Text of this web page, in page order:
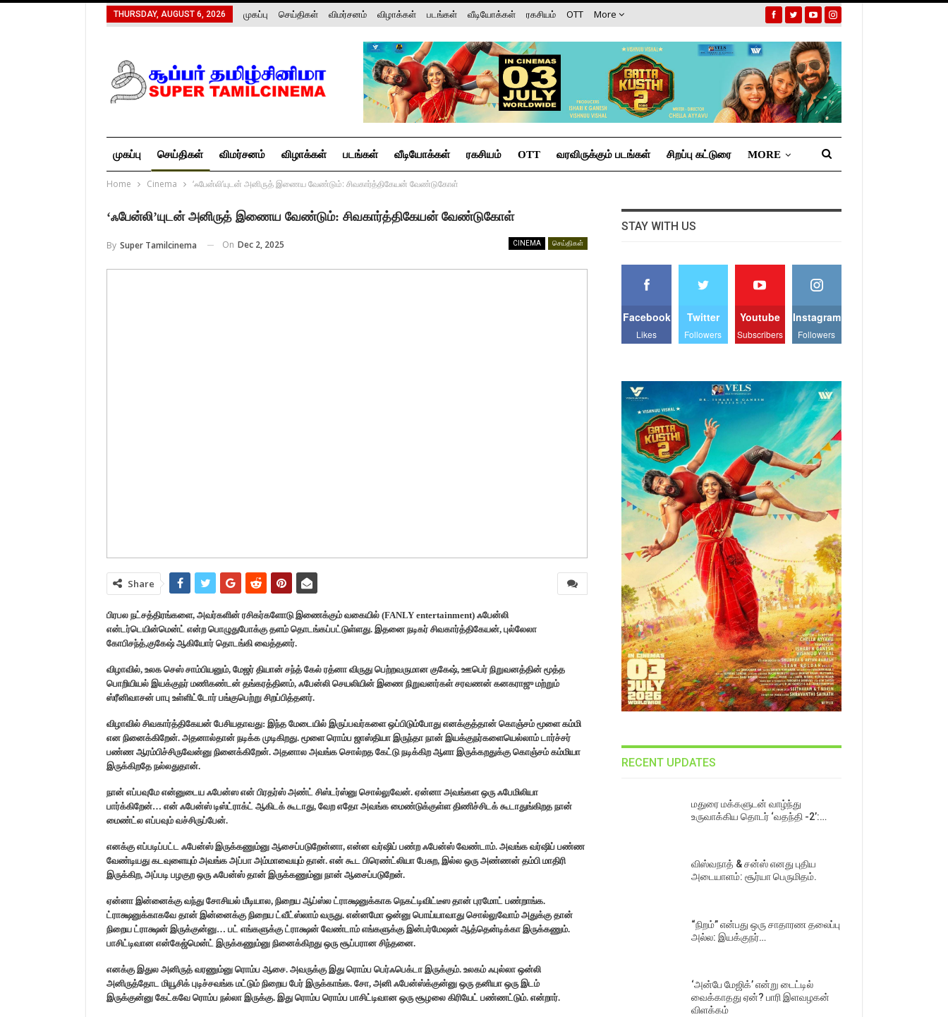
THURSDAY, AUGUST 6, 2026 முகப்பு செய்திகள் விமர்சனம் விழாக்கள் படங்கள் வீடியோக்கள் ரகசியம் OTT More
முகப்பு செய்திகள் விமர்சனம் விழாக்கள் படங்கள் வீடியோக்கள் ரகசியம் OTT வரவிருக்கும் படங்கள் சிறப்பு கட்டுரை MORE
Home Cinema ‘ஃபேன்லி’யுடன் அனிருத் இணைய வேண்டும்: சிவகார்த்திகேயன் வேண்டுகோள்
‘ஃபேன்லி’யுடன் அனிருத் இணைய வேண்டும்: சிவகார்த்திகேயன் வேண்டுகோள்
CINEMA செய்திகள்
By Super Tamilcinema On Dec 2, 2025
Share
பிரபல நட்சத்திரங்களை, அவர்களின் ரசிகர்களோடு இணைக்கும் வகையில் (FANLY entertainment) ஃபேன்லி
என்டர்டெயின்மென்ட் என்ற பொழுதுபோக்கு தளம் தொடங்கப்பட்டுள்ளது. இதனை நடிகர் சிவகார்த்திகேயன், புல்லேலா
கோபிசந்த்,குகேஷ் ஆகியோர் தொடங்கி வைத்தனர்.
விழாவில், உலக செஸ் சாம்பியனும், மேஜர் தியான் சந்த் கேல் ரத்னா விருது பெற்றவருமான குகேஷ், ஊபெர் நிறுவனத்தின் மூத்த
பொறியியல் இயக்குநர் மணிகண்டன் தங்கரத்தினம், ஃபேன்லி செயலியின் இணை நிறுவனர்கள் சரவணன் கனகராஜு மற்றும்
ஸ்ரீனிவாசன் பாபு உள்ளிட்டோர் பங்குபெற்று சிறப்பித்தனர்.
விழாவில் சிவகார்த்திகேயன் பேசியதாவது: இந்த மேடையில் இருப்பவர்களை ஒப்பிடும்போது எனக்குத்தான் கொஞ்சம் மூளை கம்மி
என நினைக்கிறேன். அதனால்தான் நடிக்க முடிகிறது. மூளை ரொம்ப ஜாஸ்தியா இருந்தா நான் இயக்குநர்களையெல்லாம் டார்ச்சர்
பண்ண ஆரம்பிச்சிருவேன்னு நினைக்கிறேன். அதனால அவங்க சொல்றத கேட்டு நடிக்கிற ஆளா இருக்கறதுக்கு கொஞ்சம் கம்மியா
இருக்கிறதே நல்லதுதான்.
நான் எப்பவுமே என்னுடைய ஃபேன்ஸ என் பிரதர்ஸ் அண்ட் சிஸ்டர்ஸ்னு சொல்லுவேன். ஏன்னா அவங்கள ஒரு ஃபேமிலியா
பார்க்கிறேன்… என் ஃபேன்ஸ் டிஸ்ட்ராக்ட் ஆகிடக் கூடாது, வேற எதோ அவங்க மைண்டுக்குள்ள திணிச்சிடக் கூடாதுங்கிறத நான்
மைண்ட்ல எப்பவும் வச்சிருப்பேன்.
எனக்கு எப்படிப்பட்ட ஃபேன்ஸ் இருக்கணும்னு ஆசைப்படுறேன்னா, என்ன வர்ஷிப் பண்ற ஃபேன்ஸ் வேண்டாம். அவங்க வர்ஷிப் பண்ண
வேண்டியது கடவுளையும் அவங்க அப்பா அம்மாவையும் தான். என் கூட பிரெண்ட்லியா பேசுற, இல்ல ஒரு அண்ணன் தம்பி மாதிரி
இருக்கிற, அப்படி பழகுற ஒரு ஃபேன்ஸ் தான் இருக்கணும்னு நான் ஆசைப்படுறேன்.
ஏன்னா இன்னைக்கு வந்து சோசியல் மீடியால, நிறைய ஆப்ஸ்ல ட்ராக்ஷனுக்காக நெகட்டிவிட்டீஸ தான் புரமோட் பண்றாங்க.
ட்ராக்ஷனுக்காகவே தான் இன்னைக்கு நிறைய ட்வீட்ஸ்லாம் வருது. என்னமோ ஒன்னு பொய்யாவாது சொல்லுவோம் அதுக்கு தான்
நிறைய ட்ராக்ஷன் இருக்குன்னு… பட் எங்களுக்கு ட்ராக்ஷன் வேண்டாம் எங்களுக்கு இன்பர்மேஷன் ஆத்தென்டிக்கா இருக்கணும்.
பாசிட்டிவான என்கேஜ்மென்ட் இருக்கணும்னு நினைக்கிறது ஒரு சூப்பரான சிந்தனை.
எனக்கு இதுல அனிருத் வரணும்னு ரொம்ப ஆசை. அவருக்கு இது ரொம்ப பெர்ஃபெக்டா இருக்கும். உலகம் ஃபுல்லா ஒன்லி
அனிருத்தோட மியூசிக் புடிச்சவங்க மட்டும் நிறைய பேர் இருக்காங்க. சோ, அனி ஃபேன்ஸ்க்குன்னு ஒரு தனியா ஒரு இடம்
இருக்குன்னு கேட்கவே ரொம்ப நல்லா இருக்கு. இது ரொம்ப ரொம்ப பாசிட்டிவான ஒரு சூழலை கிரியேட் பண்ணட்டும். என்றார்.
STAY WITH US
Facebook
Likes
Twitter
Followers
Youtube
Subscribers
Instagram
Followers
RECENT UPDATES
மதுரை மக்களுடன் வாழ்ந்து
உருவாக்கிய தொடர் ‘வதந்தி -2’:…
விஸ்வநாத் & சன்ஸ் எனது புதிய
அடையாளம்: சூர்யா பெருமிதம்.
“நிறம்” என்பது ஒரு சாதாரண தலைப்பு
அல்ல: இயக்குநர்…
‘அன்பே மேஜிக்’ என்று டைட்டில்
வைக்காதது ஏன்? பாரி இளவழகன்
விளக்கம்